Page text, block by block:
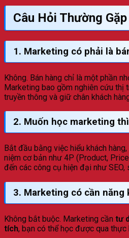
Câu Hỏi Thường Gặp
1. Marketing có phải là
Không. Bán hàng chỉ là một phần
Marketing bao gồm nghiên cứu thị
truyền thông và giữ chân khách
2. Muốn học marketing
Bắt đầu bằng việc hiểu khách
niệm cơ bản như 4P (Product,
đến các công cụ hiện đại như
3. Marketing có cần năng
Không bắt buộc. Marketing cần tư
tích, bạn có thể học được qua thực